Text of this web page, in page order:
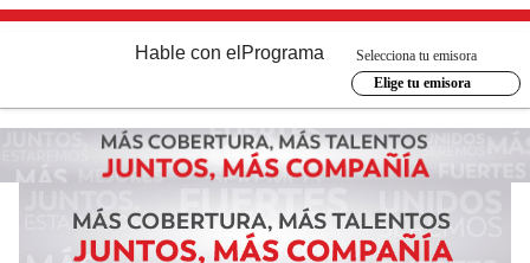
Hable con el Programa
Selecciona tu emisora
Elige tu emisora